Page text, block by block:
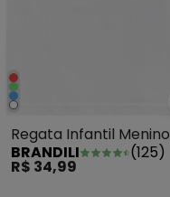
Regata Infantil Menino
Malha Branco
BRANDILI (125)
R$ 34,99